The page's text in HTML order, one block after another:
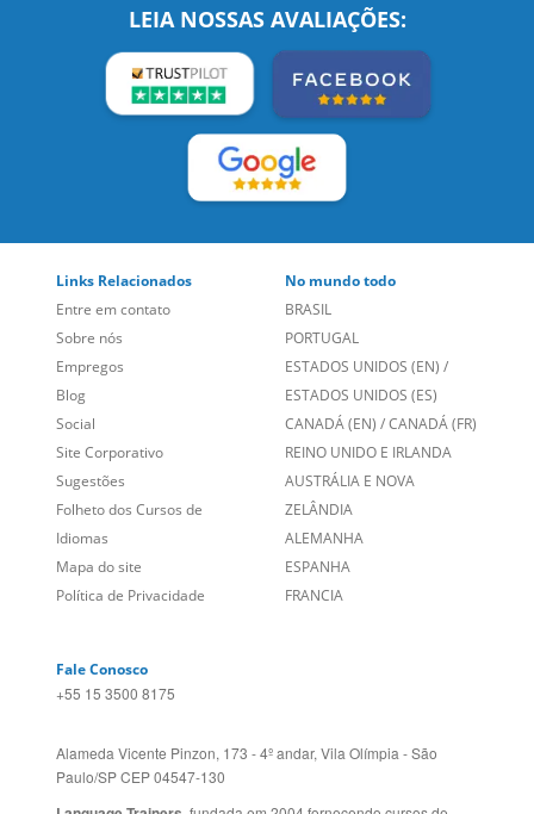
Sobre nós
Empregos
Blog
Social
Site Corporativo
Sugestões
Folheto dos Cursos de
Idiomas
Mapa do site
Política de Privacidade
PORTUGAL
ESTADOS UNIDOS (EN)
ESTADOS UNIDOS (ES)
CANADÁ (EN)/CANADÁ (FR)
REINO UNIDO E IRLANDA
AUSTRÁLIA E NOVA
ZELÂNDIA
ALEMANHA
ESPANHA
FRANCIA
Alameda Vicente Pinzon, 173 - 4º andar, Vila Olímpia - São
Language Trainers,fundada em 2004 fornecendo cursos de
idiomas em mais de 60 cidades em todo o Brasil e Online com